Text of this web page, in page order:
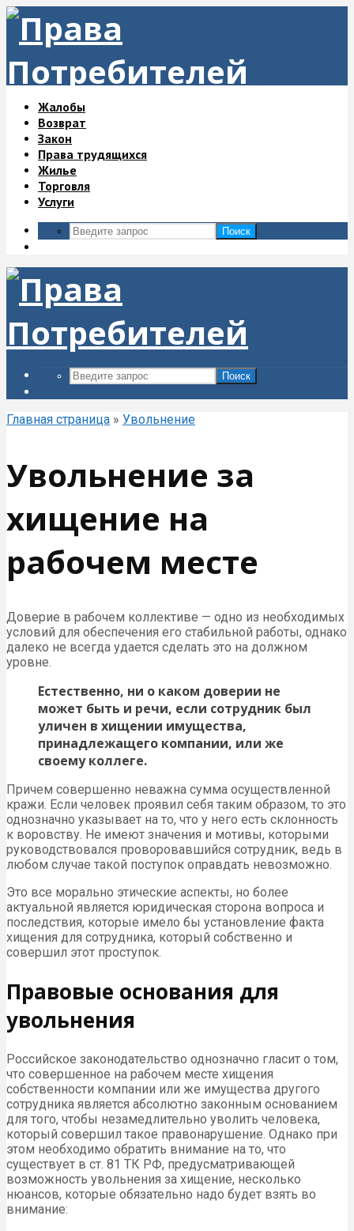
Жалобы
Возврат
Закон
Права трудящихся
Жилье
Торговля
Услуги
Поиск
Поиск
Главная страница » Увольнение
Увольнение за
хищение на
рабочем месте
Доверие в рабочем коллективе — одно из необходимых
условий для обеспечения его стабильной работы, однако
далеко не всегда удается сделать это на должном
уровне.
Естественно, ни о каком доверии не
может быть и речи, если сотрудник был
уличен в хищении имущества,
принадлежащего компании, или же
своему коллеге.
Причем совершенно неважна сумма осуществленной
кражи. Если человек проявил себя таким образом, то это
однозначно указывает на то, что у него есть склонность
к воровству. Не имеют значения и мотивы, которыми
руководствовался проворовавшийся сотрудник, ведь в
любом случае такой поступок оправдать невозможно.
Это все морально этические аспекты, но более
актуальной является юридическая сторона вопроса и
последствия, которые имело бы установление факта
хищения для сотрудника, который собственно и
совершил этот проступок.
Правовые основания для
увольнения
Российское законодательство однозначно гласит о том,
что совершенное на рабочем месте хищения
собственности компании или же имущества другого
сотрудника является абсолютно законным основанием
для того, чтобы незамедлительно уволить человека,
который совершил такое правонарушение. Однако при
этом необходимо обратить внимание на то, что
существует в ст. 81 ТК РФ, предусматривающей
возможность увольнения за хищение, несколько
нюансов, которые обязательно надо будет взять во
внимание: